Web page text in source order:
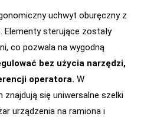
uchwyt oburęczny z
sterujące zostały
co pozwala na wygodną
bez użycia narzędzi,
operatora. W
się uniwersalne szelki
urządzenia na ramiona i